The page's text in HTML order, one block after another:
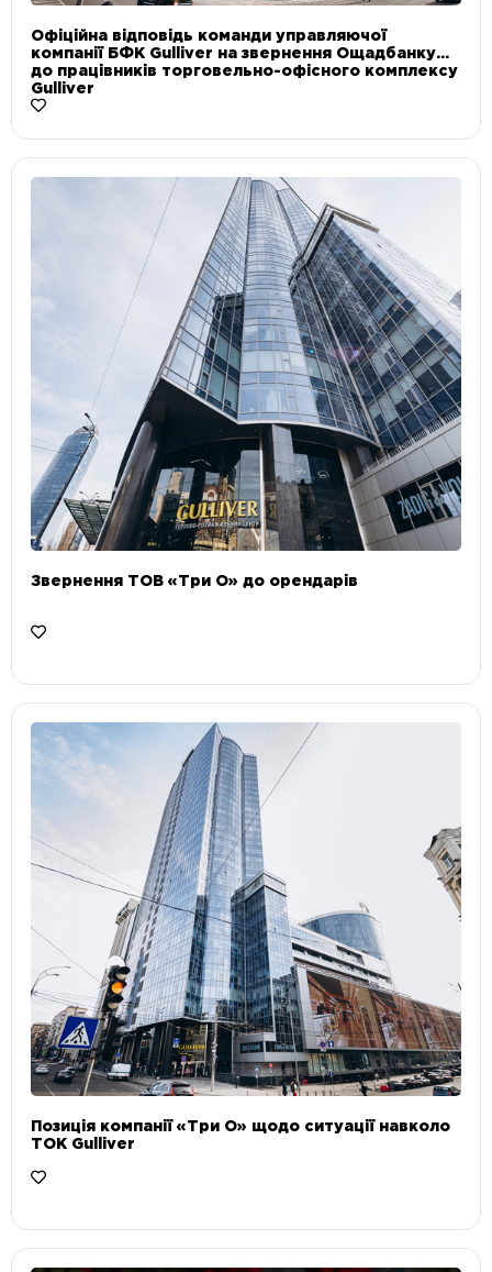
Офіційна відповідь команди управляючої
компанії БФК Gulliver на звернення Ощадбанку
до працівників торговельно-офісного комплексу
Gulliver
Звернення ТОВ «Три О» до орендарів
Позиція компанії «Три О» щодо ситуації навколо
ТОК Gulliver